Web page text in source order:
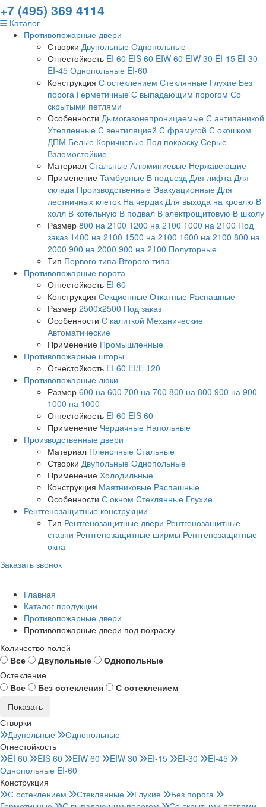
+7 (495) 369 4114
Каталог
Противопожарные двери
Створки Двупольные Однопольные
Огнестойкость EI 60 EIS 60 EIW 60 EIW 30 EI-15 EI-30
EI-45 Однопольные EI-60
Конструкция С остеклением Стеклянные Глухие Без
порога Герметичные С выпадающим порогом Со
скрытыми петлями
Особенности Дымогазонепроницаемые С антипаникой
Утепленные С вентиляцией С фрамугой С окошком
ДПМ Белые Коричневые Под покраску Серые
Взломостойкие
Материал Стальные Алюминиевые Нержавеющие
Применение Тамбурные В подъезд Для лифта Для
склада Производственные Эвакуационные Для
лестничных клеток На чердак Для выхода на кровлю В
холл В котельную В подвал В электрощитовую В школу
Размер 800 на 2100 1200 на 2100 1000 на 2100 Под
заказ 1400 на 2100 1500 на 2100 1600 на 2100 800 на
2000 900 на 2000 900 на 2100 Полуторные
Тип Первого типа Второго типа
Противопожарные ворота
Огнестойкость EI 60
Конструкция Секционные Откатные Распашные
Размер 2500x2500 Под заказ
Особенности С калиткой Механические
Автоматические
Применение Промышленные
Противопожарные шторы
Огнестойкость EI 60 EI/E 120
Противопожарные люки
Размер 600 на 600 700 на 700 800 на 800 900 на 900
1000 на 1000
Огнестойкость EI 60 EIS 60
Применение Чердачные Напольные
Производственные двери
Материал Пленочные Стальные
Створки Двупольные Однопольные
Применение Холодильные
Конструкция Маятниковые Распашные
Особенности С окном Стеклянные Глухие
Рентгенозащитные конструкции
Тип Рентгенозащитные двери Рентгенозащитные
ставни Рентгенозащитные ширмы Рентгенозащитные
окна
Заказать звонок
Главная
Каталог продукции
Противопожарные двери
Противопожарные двери под покраску
Количество полей
Все
Двупольные
Однопольные
Остекление
Все
Без остекления С остеклением
Створки
Двупольные
Однопольные
Огнестойкость
EI 60
EIS 60 EIW 60 EIW 30 EI-15 EI-30
EI-45
Однопольные EI-60
Конструкция
С остеклением
Стеклянные Глухие
Без порога